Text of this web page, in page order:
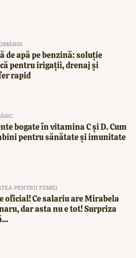
de apă pe benzină: soluție
pentru irigații, drenaj și
rapid
bogate în vitamina C și D. Cum
pentru sănătate și imunitate
PENTRU FEMEI
oficial! Ce salariu are Mirabela
dar asta nu e tot! Surpriza